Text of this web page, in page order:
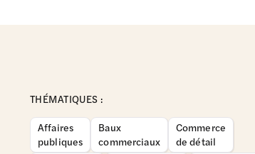
THÉMATIQUES :
Affaires
publiques
Baux
commerciaux
Commerce
de détail